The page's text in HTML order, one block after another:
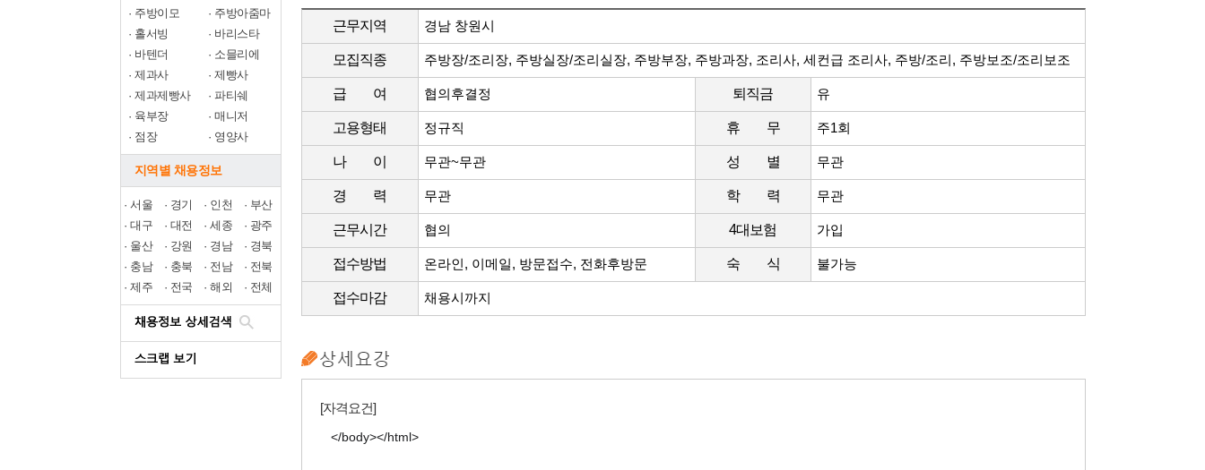
· 주방이모 · 주방아줌마
· 홀서빙 · 바리스타
· 바텐더 · 소믈리에
·제과사 ·제빵사
·제과제빵사 ·파티쉐
· 육부장 ·매니저
· 점장 · 영양사
지역별 채용정보
· 서울 · 경기 · 인천 · 부산
· 대구 · 대전 · 세종 · 광주
· 울산 · 강원 · 경남 · 경북
· 충남 · 충북 · 전남 · 전북
· 제주 · 전국 · 해외 · 전체
근무지역 경남 창원시
모집직종 주방장/조리장, 주방실장/조리실장, 주방부장, 주방과장, 조리사, 세컨급 조리사, 주방/조리, 주방보조/조리보조
급 여 협의후결정 퇴직금 유
고용형태 정규직 휴 무 주1회
나 이 무관~무관 성 별 무관
경 력 무관 학 력 무관
근무시간 협의 4대보험 가입
접수방법 온라인, 이메일, 방문접수, 전화후방문 숙 식 불가능
접수마감 채용시까지
[자격요건]